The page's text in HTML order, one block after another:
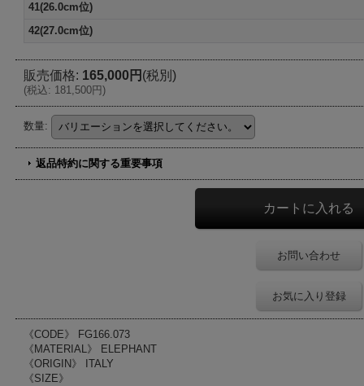
41(26.0cm位)
42(27.0cm位)
販売価格: 165,000円 (税別)
(税込: 181,500円)
数量:
返品特約に関する重要事項
お問い合わせ
お気に入り登録
《CODE》 FG166.073
《MATERIAL》 ELEPHANT
《ORIGIN》 ITALY
《SIZE》